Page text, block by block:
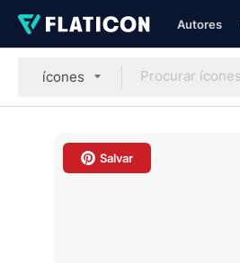
Autores
ícones
Salvar